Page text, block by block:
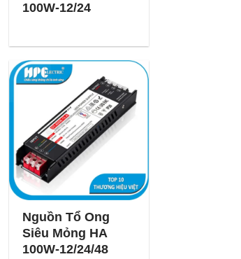
100W-12/24
Nguồn Tổ Ong
Siêu Mỏng HA
100W-12/24/48